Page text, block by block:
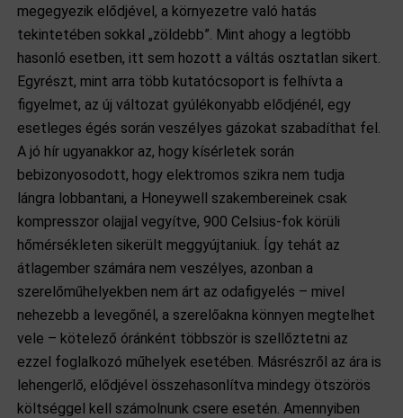
megegyezik elődjével, a környezetre való hatás
tekintetében sokkal „zöldebb”. Mint ahogy a legtöbb
hasonló esetben, itt sem hozott a váltás osztatlan sikert.
Egyrészt, mint arra több kutatócsoport is felhívta a
figyelmet, az új változat gyúlékonyabb elődjénél, egy
esetleges égés során veszélyes gázokat szabadíthat fel.
A jó hír ugyanakkor az, hogy kísérletek során
bebizonyosodott, hogy elektromos szikra nem tudja
lángra lobbantani, a Honeywell szakembereinek csak
kompresszor olajjal vegyítve, 900 Celsius-fok körüli
hőmérsékleten sikerült meggyújtaniuk. Így tehát az
átlagember számára nem veszélyes, azonban a
szerelőműhelyekben nem árt az odafigyelés – mivel
nehezebb a levegőnél, a szerelőakna könnyen megtelhet
vele – kötelező óránként többször is szellőztetni az
ezzel foglalkozó műhelyek esetében. Másrészről az ára is
lehengerlő, elődjével összehasonlítva mindegy ötszörös
költséggel kell számolnunk csere esetén. Amennyiben